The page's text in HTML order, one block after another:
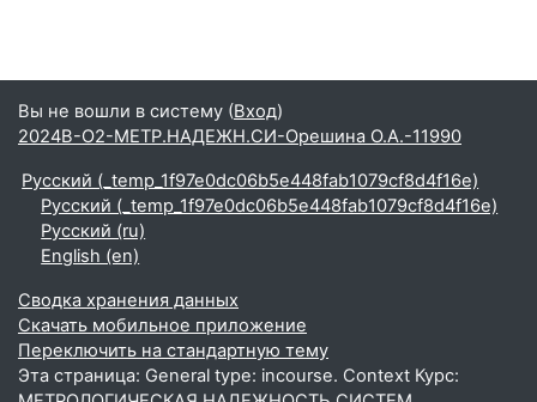
Вы не вошли в систему (Вход)
2024В-О2-МЕТР.НАДЕЖН.СИ-Орешина О.А.-11990
Русский ‎(_temp_1f97e0dc06b5e448fab1079cf8d4f16e)‎
Русский ‎(_temp_1f97e0dc06b5e448fab1079cf8d4f16e)‎
Русский ‎(ru)‎
English ‎(en)‎
Сводка хранения данных
Скачать мобильное приложение
Переключить на стандартную тему
Эта страница: General type: incourse. Context Курс: